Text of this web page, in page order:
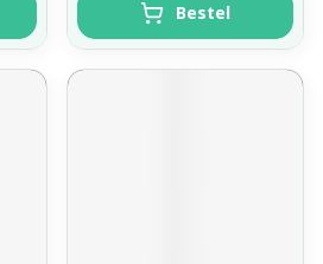
Bestel